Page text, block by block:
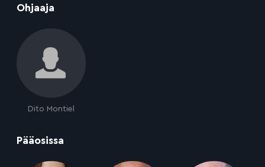
Ohjaaja
Dito Montiel
Pääosissa